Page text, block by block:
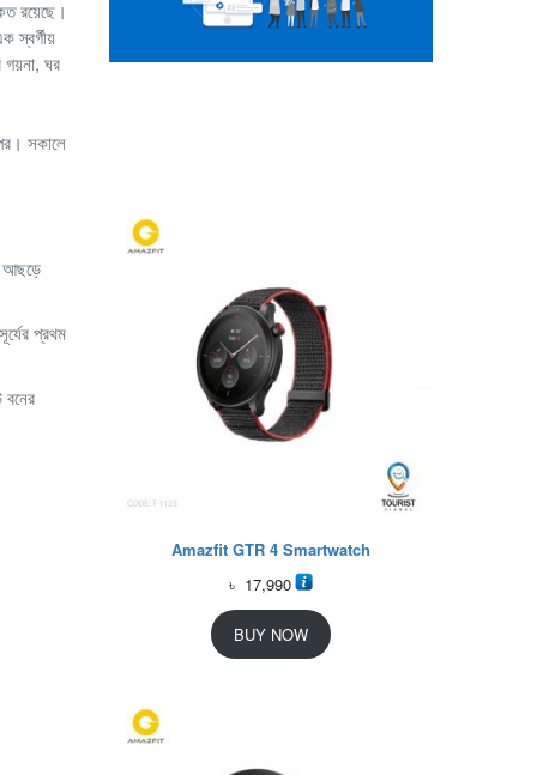
রয়েছে।
স্বর্গীয়
গয়না, ঘর
সকালে
আছড়ে
প্রথম
Amazfit GTR 4 Smartwatch
৳ 17,990
BUY NOW